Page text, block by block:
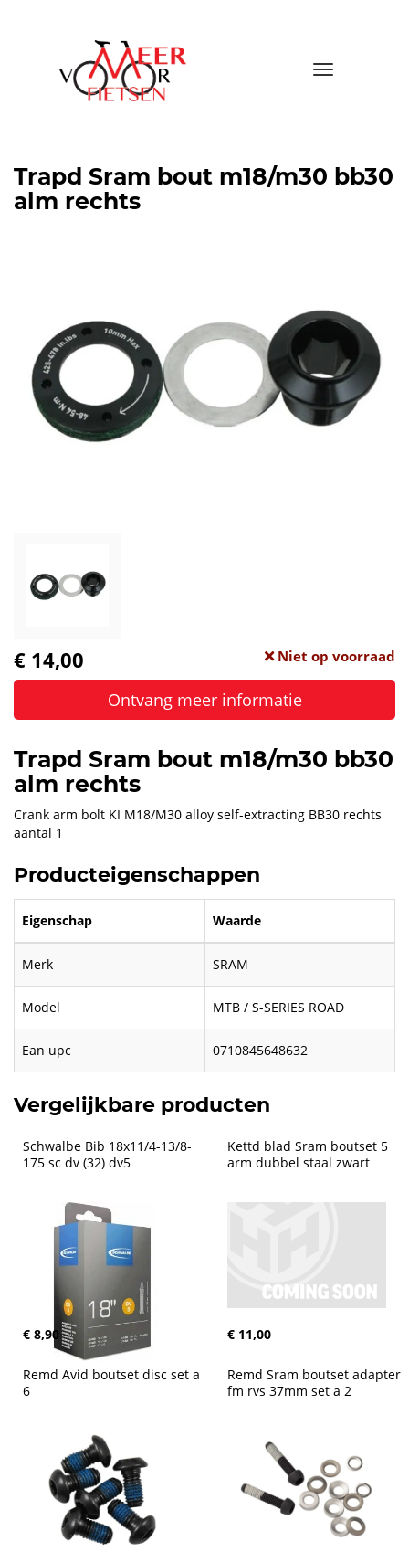
Toggle
Trapd Sram bout m18/m30 bb30
alm rechts
€ 14,00 Niet op voorraad
Ontvang meer informatie
Trapd Sram bout m18/m30 bb30
alm rechts
Crank arm bolt KI M18/M30 alloy self-extracting BB30 rechts
aantal 1
Producteigenschappen
Eigenschap Waarde
Merk SRAM
Model MTB / S-SERIES ROAD
Ean upc 0710845648632
Vergelijkbare producten
Schwalbe Bib 18x11/4-13/8-
175 sc dv (32) dv5
€ 8,90
Kettd blad Sram boutset 5
arm dubbel staal zwart
€ 11,00
Remd Avid boutset disc set a
6
Remd Sram boutset adapter
fm rvs 37mm set a 2